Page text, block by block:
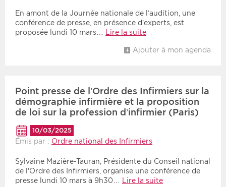
En amont de la Journée nationale de l’audition, une
conférence de presse, en présence d’experts, est
proposée lundi 10 mars… Lire la suite
Ajouter à mon agenda
Point presse de l’Ordre des Infirmiers sur la
démographie infirmière et la proposition
de loi sur la profession d’infirmier (Paris)
10/03/2025
Émis par : Ordre national des Infirmiers
Sylvaine Mazière-Tauran, Présidente du Conseil national
de l’Ordre des Infirmiers, organise une conférence de
presse lundi 10 mars à 9h30…
Lire la suite